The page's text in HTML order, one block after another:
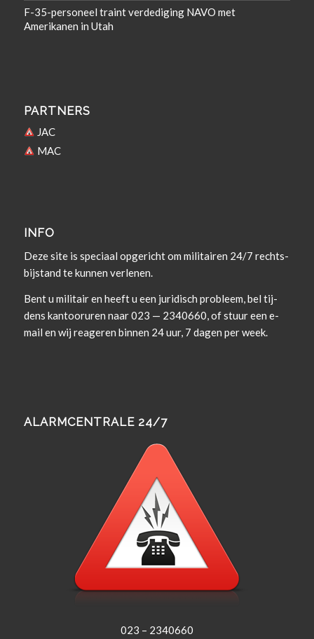
F-35-personeel traint verdediging NAVO met
Amerikanen in Utah
PARTNERS
JAC
MAC
INFO
Deze site is spe­ci­aal opgericht om militairen 24/7 rechts­
bi­j­s­tand te kun­nen verlenen.
Bent u militair en heeft u een juridisch prob­leem, bel tij­
dens kan­tooruren naar 023 — 2340660, of stuur een e-
mail en wij rea­geren bin­nen 24 uur, 7 dagen per week.
ALARMCENTRALE 24/7
023 – 2340660